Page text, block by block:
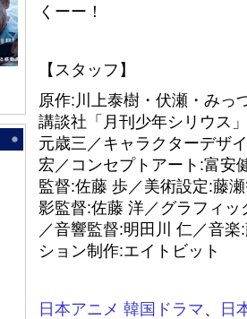
くーー！
【スタッフ】
原作:川上泰樹・伏瀬・みっ
講談社「月刊少年シリウス
元歳三／キャラクターデザ
宏／コンセプトアート:富安
監督:佐藤 歩／美術設定:藤
影監督:佐藤 洋／グラフィ
／音響監督:明田川 仁／音
ション制作:エイトビット
日本アニメ 韓国ドラマ、
日